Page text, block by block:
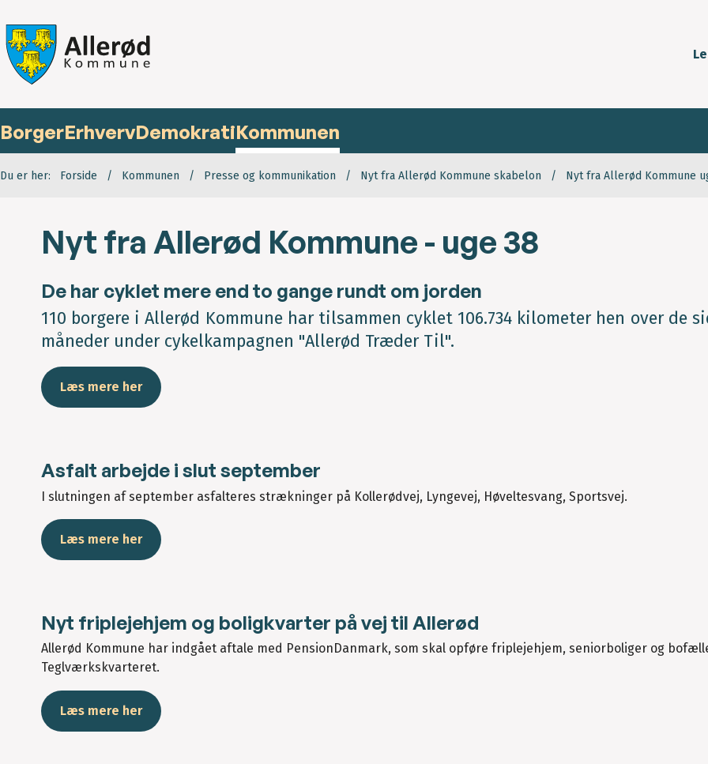
BorgerErhvervDemokratiKommunen
Du er her: Forside Kommunen Presse og kommunikation Nyt fra Allerød Kommune skabelon Nyt fra Allerød Kommune
Nyt fra Allerød Kommune - uge 38
De har cyklet mere end to gange rundt om jorden
110 borgere i Allerød Kommune har tilsammen cyklet 106.734 kilometer hen over de
måneder under cykelkampagnen "Allerød Træder Til".
Læs mere her
Asfalt arbejde i slut september
I slutningen af september asfalteres strækninger på Kollerødvej, Lyngevej, Høveltesvang, Sportsvej.
Læs mere her
Nyt friplejehjem og boligkvarter på vej til Allerød
Allerød Kommune har indgået aftale med PensionDanmark, som skal opføre friplejehjem, seniorboliger og
Teglværkskvarteret.
Læs mere her